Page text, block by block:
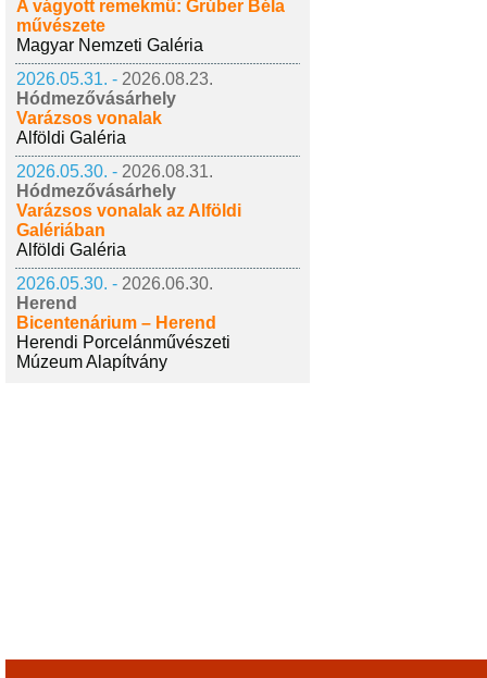
A vágyott remekmű: Grúber Béla
művészete
Magyar Nemzeti Galéria
2026.05.31. - 2026.08.23.
Hódmezővásárhely
Varázsos vonalak
Alföldi Galéria
2026.05.30. - 2026.08.31.
Hódmezővásárhely
Varázsos vonalak az Alföldi
Galériában
Alföldi Galéria
2026.05.30. - 2026.06.30.
Herend
Bicentenárium – Herend
Herendi Porcelánművészeti
Múzeum Alapítvány